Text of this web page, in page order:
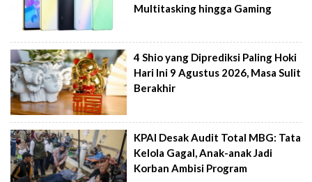
Multitasking hingga Gaming
4 Shio yang Diprediksi Paling Hoki
Hari Ini 9 Agustus 2026, Masa Sulit
Berakhir
KPAI Desak Audit Total MBG: Tata
Kelola Gagal, Anak-anak Jadi
Korban Ambisi Program